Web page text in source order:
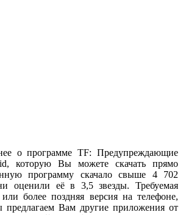
о программе TF: Предупреждающие
которую Вы можете скачать прямо
программу скачало свыше 4 702
оценили её в 3,5 звезды. Требуемая
более поздняя версия на телефоне,
Вам другие приложения от